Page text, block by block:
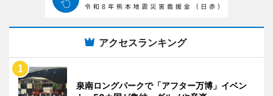
アクセスランキング
泉南ロングパークで「アフター万博」イベン